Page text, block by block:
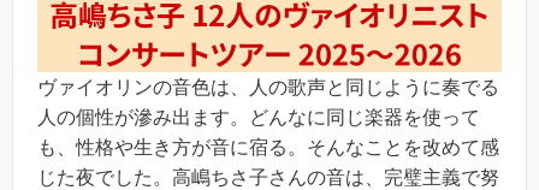
ヴァイオリンの音色は、人の歌声と同じように奏でる
人の個性が滲み出ます。どんなに同じ楽器を使って
も、性格や生き方が音に宿る。そんなことを改めて感
じた夜でした。高嶋ちさ子さんの音は、完璧主義で努